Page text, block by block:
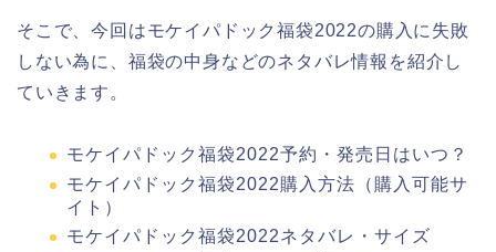
そこで、今回はモケイパドック福袋2022の購入に失敗
しない為に、福袋の中身などのネタバレ情報を紹介し
ていきます。
モケイパドック福袋2022予約・発売日はいつ？
モケイパドック福袋2022購入方法（購入可能サ
イト）
モケイパドック福袋2022ネタバレ・サイズ